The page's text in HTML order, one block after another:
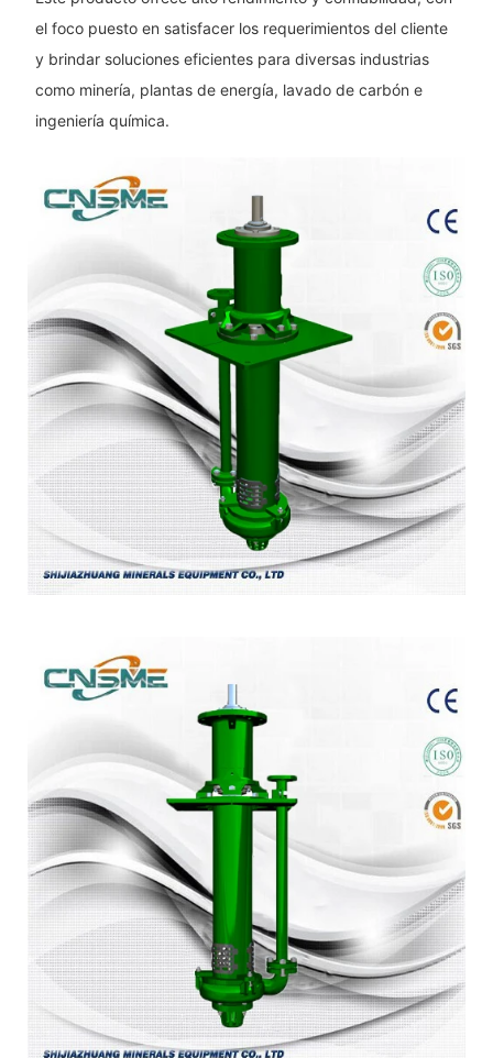
el foco puesto en satisfacer los requerimientos del cliente
y brindar soluciones eficientes para diversas industrias
como minería, plantas de energía, lavado de carbón e
ingeniería química.